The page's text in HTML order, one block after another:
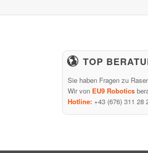
TOP
Sie haben Fragen zu
Wir von EU9 Robotics
Hotline: +43 (676) 311 28